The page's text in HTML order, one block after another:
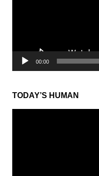
00:00
TODAY’S HUMAN